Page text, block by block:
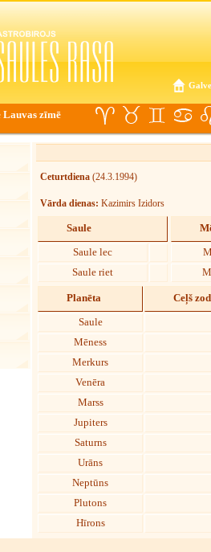
Lauvas zīmē
Ceturtdiena (24.3.1994)
Vārda dienas: Kazimirs Izidors
Saule
Saule lec
Saule riet
Planēta Ceļš
Saule
Mēness
Merkurs
Venēra
Marss
Jupiters
Saturns
Urāns
Neptūns
Plutons
Hīrons